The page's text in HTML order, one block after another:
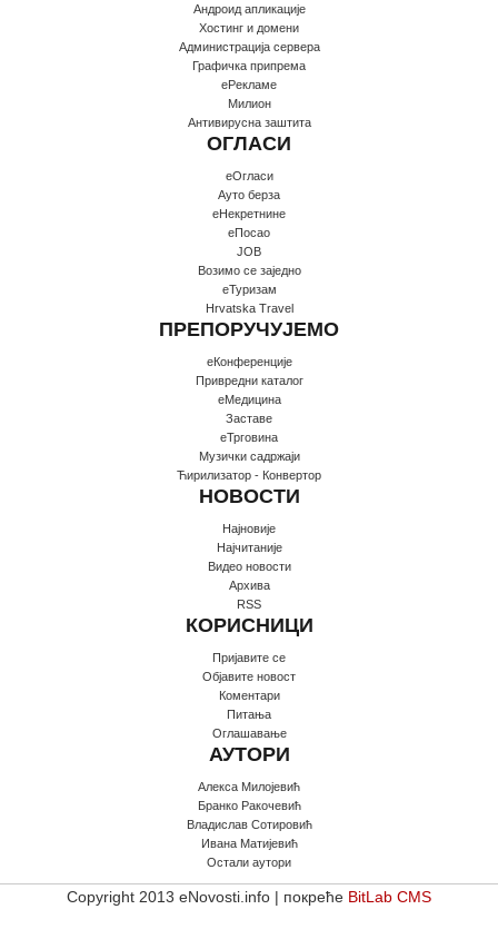
Андроид апликације
Хостинг и домени
Администрација сервера
Графичка припрема
еРекламе
Милион
Антивирусна заштита
ОГЛАСИ
еОгласи
Ауто берза
еНекретнине
еПосао
JOB
Возимо се заједно
еТуризам
Hrvatska Travel
ПРЕПОРУЧУЈЕМО
еКонференције
Привредни каталог
еМедицина
Заставе
еТрговина
Музички садржаји
Ћирилизатор - Конвертор
НОВОСТИ
Најновије
Најчитаније
Видео новости
Архива
RSS
КОРИСНИЦИ
Пријавите се
Oбјавите новост
Коментари
Питања
Оглашавање
АУТОРИ
Алекса Милојевић
Бранко Ракочевић
Владислав Сотировић
Ивана Матијевић
Остали аутори
Copyright 2013 eNovosti.info | покреће BitLab CMS